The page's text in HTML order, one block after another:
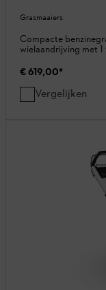
Grasmaaiers
Compacte
wielaandrijving met 1
€ 619,00*
Vergelijken